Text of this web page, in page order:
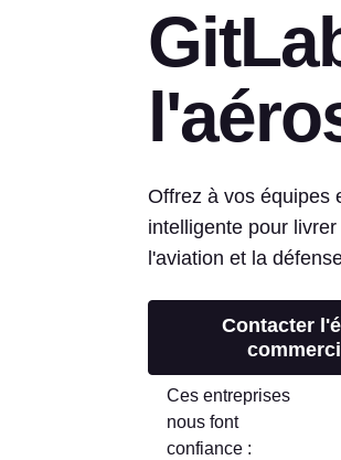
Offrez à vos équipes
intelligente pour
l'aviation et la
Contacter
Ces entreprises
nous font
confiance :